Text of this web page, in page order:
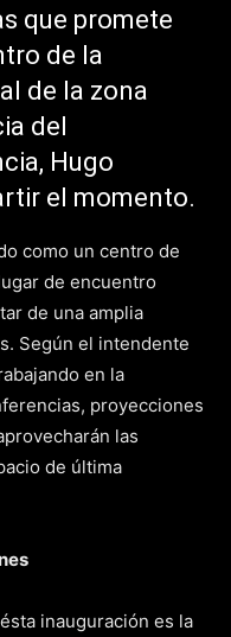
que promete
de la
de la zona
del
Hugo
el momento.
como un centro de
de encuentro
de una amplia
Según el intendente
en la
proyecciones
las
de última
inauguración es la